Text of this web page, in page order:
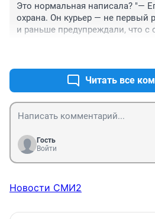
Это нормальная написала? "—
охрана. Он курьер — не первый
и раньше предупреждали, что с
детей? Охрану осудила? Алло,
в себе, или треть "добрых"?
Читать все
Гость
Войти
Новости СМИ2